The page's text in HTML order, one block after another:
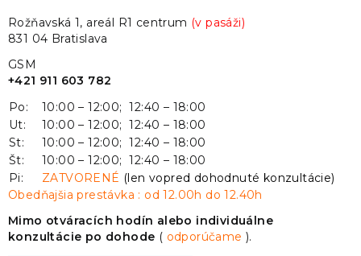
Rožňavská 1, areál R1 centrum (v pasáži)
831 04 Bratislava
GSM
+421 911 603 782
Po:
10:00 – 12:00; 12:40 – 18:00
Ut:
10:00 – 12:00; 12:40 – 18:00
St:
10:00 – 12:00; 12:40 – 18:00
Št:
10:00 – 12:00; 12:40 – 18:00
Pi:
ZATVORENÉ (len vopred dohodnuté konzultácie)
Obedňajšia prestávka : od 12.00h do 12.40h
Mimo otváracích hodín alebo individuálne
konzultácie po dohode ( odporúčame).